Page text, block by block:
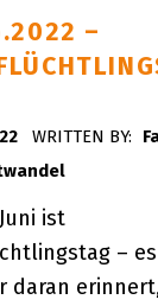
–
WRITTEN BY:
ist
–
daran